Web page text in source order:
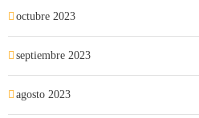
octubre 2023
septiembre 2023
agosto 2023